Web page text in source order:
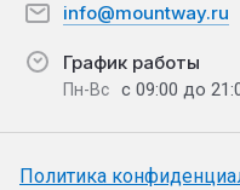
info@mountway.ru
График работы
Пн-Вс с 09:00 до
Политика